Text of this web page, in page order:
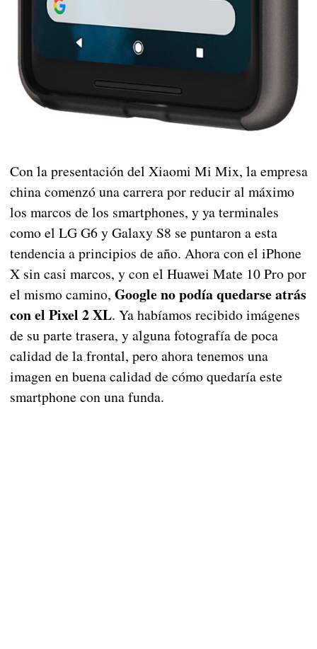
Con la presentación del Xiaomi Mi Mix, la empresa
china comenzó una carrera por reducir al máximo
los marcos de los smartphones, y ya terminales
como el LG G6 y Galaxy S8 se puntaron a esta
tendencia a principios de año. Ahora con el iPhone
X sin casi marcos, y con el Huawei Mate 10 Pro por
el mismo camino, Google no podía quedarse atrás
con el Pixel 2 XL. Ya habíamos recibido imágenes
de su parte trasera, y alguna fotografía de poca
calidad de la frontal, pero ahora tenemos una
imagen en buena calidad de cómo quedaría este
smartphone con una funda.